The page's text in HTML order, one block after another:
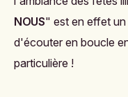
NOUS" est en effet
d'écouter en boucle
particulière !